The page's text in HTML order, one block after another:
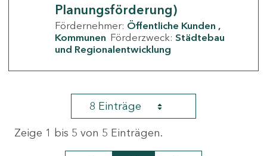
Planungsförderung)
Fördernehmer: Öffentliche Kunden
Kommunen Förderzweck: Städtebau
und Regionalentwicklung
8 Einträge
Zeige 1 bis 5 von 5 Einträgen.